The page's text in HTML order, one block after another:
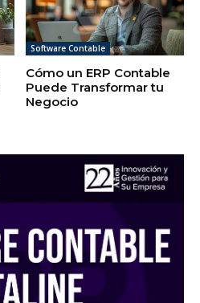
Software Contable
Cómo un ERP Contable
Puede Transformar tu
Negocio